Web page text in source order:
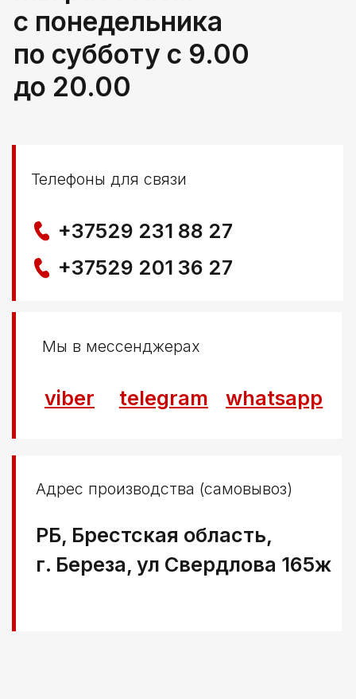
Свидетельство выдано Березовским районным
исполнительным комитетом 29.04.2025